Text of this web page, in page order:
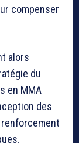
compenser
alors
du
en MMA
des